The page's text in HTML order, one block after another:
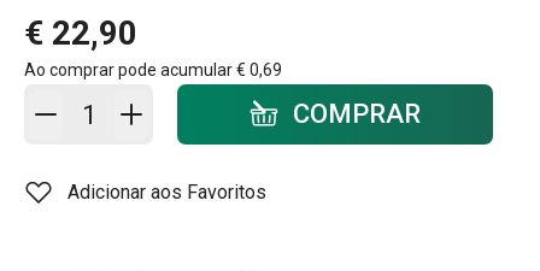
€ 22,90
Ao comprar pode acumular€ 0,69
Adicionar ao carrinho - quantidadeCOMPRAR
Adicionar aos Favoritos